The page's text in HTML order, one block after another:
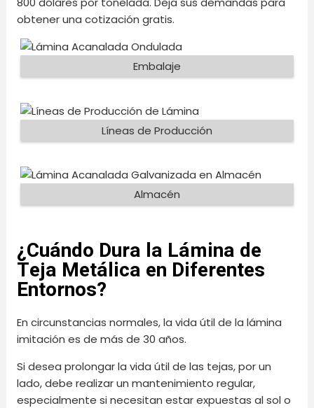
obtener una cotización gratis.
Embalaje
Líneas de Producción
Almacén
¿Cuándo Dura la Lámina de
Teja Metálica en Diferentes
Entornos?
En circunstancias normales, la vida útil de la lámina
imitación es de más de 30 años.
Si desea prolongar la vida útil de las tejas, por un
lado, debe realizar un mantenimiento regular,
especialmente si necesitan estar expuestas al sol o